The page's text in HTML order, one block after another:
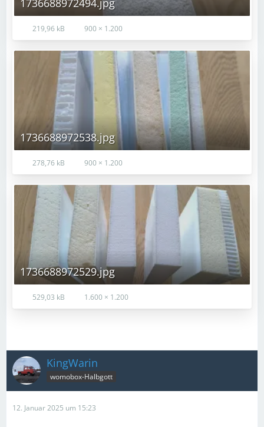
1736688972494.jpg
219,96 kB 900 × 1.200
1736688972538.jpg
278,76 kB 900 × 1.200
1736688972529.jpg
529,03 kB 1.600 × 1.200
KingWarin
womobox-Halbgott
12. Januar 2025 um 15:23